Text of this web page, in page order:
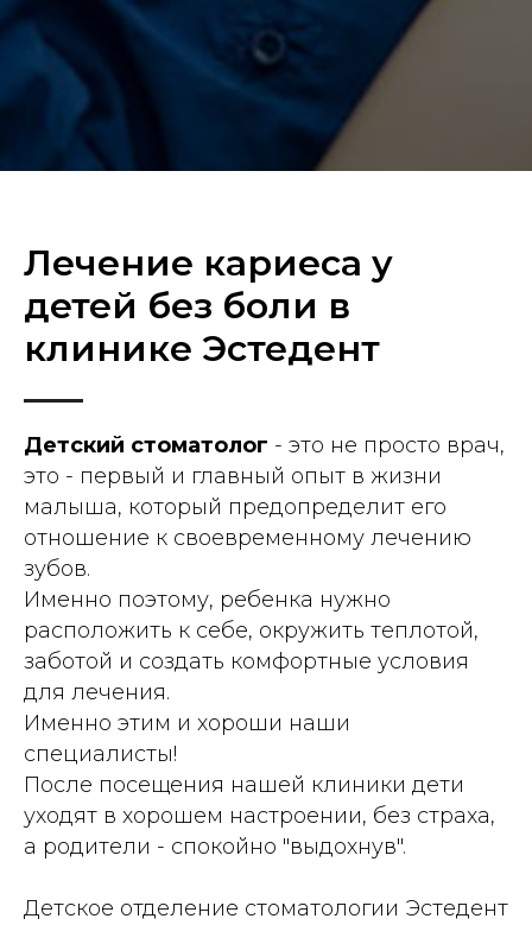
Лечение кариеса у
детей без боли в
клинике Эстедент
Детский стоматолог - это не просто врач,
это - первый и главный опыт в жизни
малыша, который предопределит его
отношение к своевременному лечению
зубов.
Именно поэтому, ребенка нужно
расположить к себе, окружить теплотой,
заботой и создать комфортные условия
для лечения.
Именно этим и хороши наши
специалисты!
После посещения нашей клиники дети
уходят в хорошем настроении, без страха,
а родители - спокойно "выдохнув".
Детское отделение стоматологии Эстедент